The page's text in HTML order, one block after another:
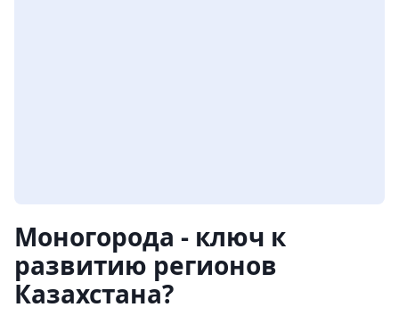
Моногорода - ключ к
развитию регионов
Казахстана?